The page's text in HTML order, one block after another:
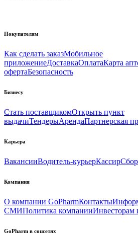
Покупателям
Как сделать заказМобильное
приложениеДоставкаОплатаКарта
офертаБезопасность
Бизнесу
Стать поставщикомОткрыть пункт
выдачиТендерыАрендаПартнерская
Карьера
ВакансииВодитель-курьерКассир
Компания
О компании GoPharmКонтакты
СМИПолитика компанииИнвесторам
GoPharm в соцсетях